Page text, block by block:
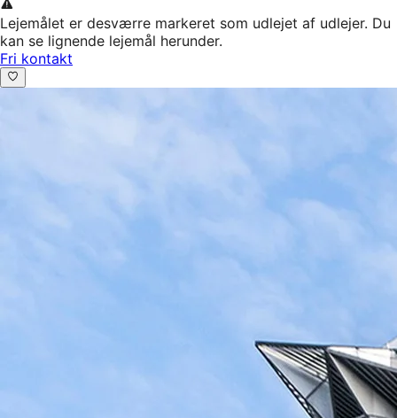
Lejemålet er desværre markeret som udlejet af udlejer. Du
kan se lignende lejemål herunder.
Fri kontakt